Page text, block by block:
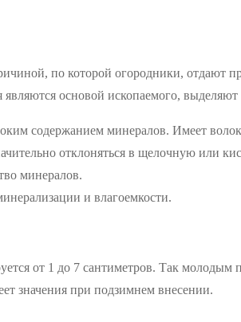
по которой огородники, отдают
являются основой ископаемого,
содержанием минералов. Имеет
отклоняться в щелочную или
минералов.
и влагоемкости.
от 1 до 7 сантиметров. Так молодым
значения при подзимнем внесении.